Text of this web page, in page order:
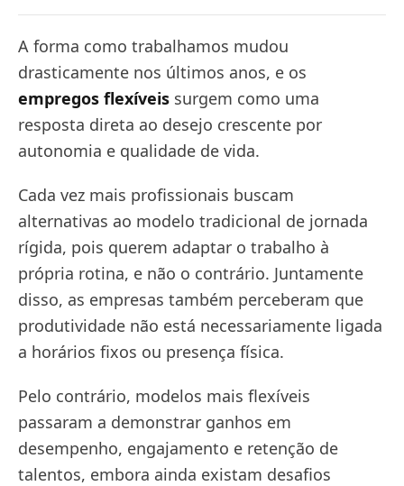
A forma como trabalhamos mudou
drasticamente nos últimos anos, e os
empregos flexíveis surgem como uma
resposta direta ao desejo crescente por
autonomia e qualidade de vida.
Cada vez mais profissionais buscam
alternativas ao modelo tradicional de jornada
rígida, pois querem adaptar o trabalho à
própria rotina, e não o contrário. Juntamente
disso, as empresas também perceberam que
produtividade não está necessariamente ligada
a horários fixos ou presença física.
Pelo contrário, modelos mais flexíveis
passaram a demonstrar ganhos em
desempenho, engajamento e retenção de
talentos, embora ainda existam desafios